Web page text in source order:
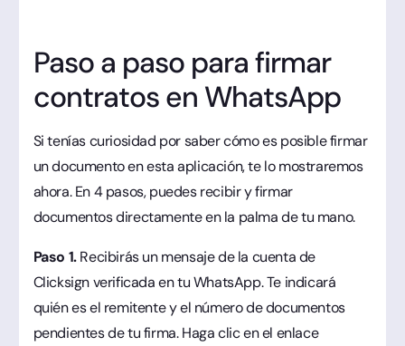
Paso a paso para firmar
contratos en WhatsApp
Si tenías curiosidad por saber cómo es posible firmar
un documento en esta aplicación, te lo mostraremos
ahora. En 4 pasos, puedes recibir y firmar
documentos directamente en la palma de tu mano.
Paso 1.Recibirás un mensaje de la cuenta de
Clicksign verificada en tu WhatsApp. Te indicará
quién es el remitente y el número de documentos
pendientes de tu firma. Haga clic en el enlace